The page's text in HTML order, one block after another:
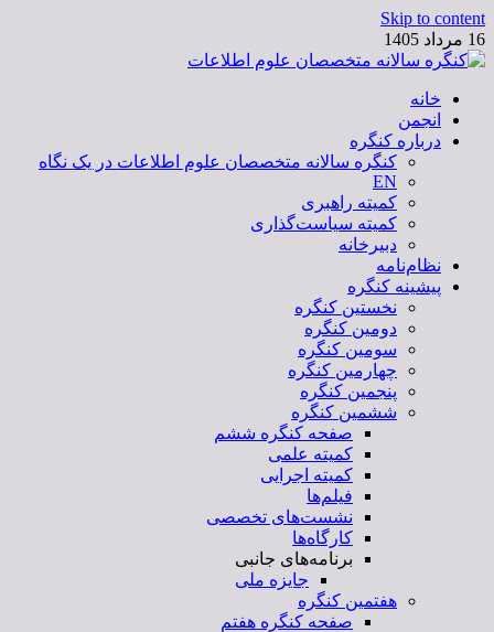
Skip to content
16 مرداد 1405
کنگره سالانه متخصصان علوم اطلاعات
خانه
انجمن
درباره کنگره
کنگره سالانه متخصصان علوم اطلاعات در یک نگاه
EN
کمیته راهبری
کمیته سیاست‌گذاری
دبیرخانه
نظام‌نامه
پیشینه کنگره
نخستین کنگره
دومین کنگره
سومین کنگره
چهارمین کنگره
پنجمین کنگره
ششمین کنگره
صفحه کنگره ششم
کمیته علمی
کمیته اجرایی
فیلم‌ها
نشست‌های تخصصی
کارگاه‌ها
برنامه‌های جانبی
جایزه ملی
هفتمین کنگره
صفحه کنگره هفتم